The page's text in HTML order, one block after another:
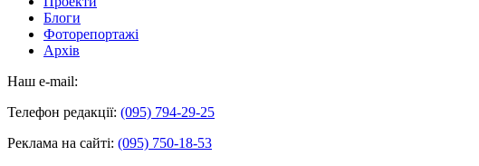
Блоги
Фоторепортажі
Архів
Наш e-mail:
Телефон редакції: (095) 794-29-25
Реклама на сайті: (095) 750-18-53